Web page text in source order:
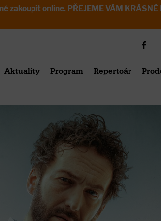
online. PŘEJEME VÁM KRÁSNÉ
Aktuality Program Repertoár